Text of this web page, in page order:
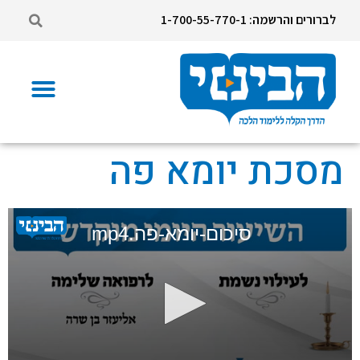
לברורים והרשמה: 1-700-55-770-1
מסכת יומא פה
סיכום-יומא-פה.mp4